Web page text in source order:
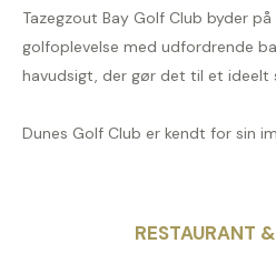
Tazegzout Bay Golf Club byder
golfoplevelse med udfordrende
havudsigt, der gør det til et ideelt
Dunes Golf Club er kendt for sin
RESTAURANT